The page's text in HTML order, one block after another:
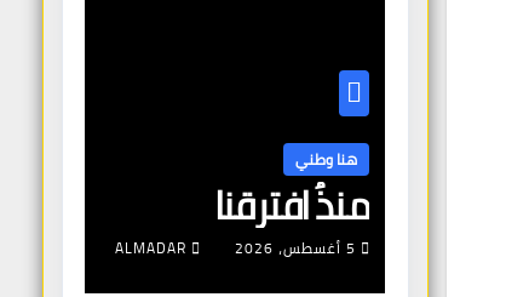
هنا وطني
منذُ افترقنا
5 أغسطس، 2026 ALMADAR